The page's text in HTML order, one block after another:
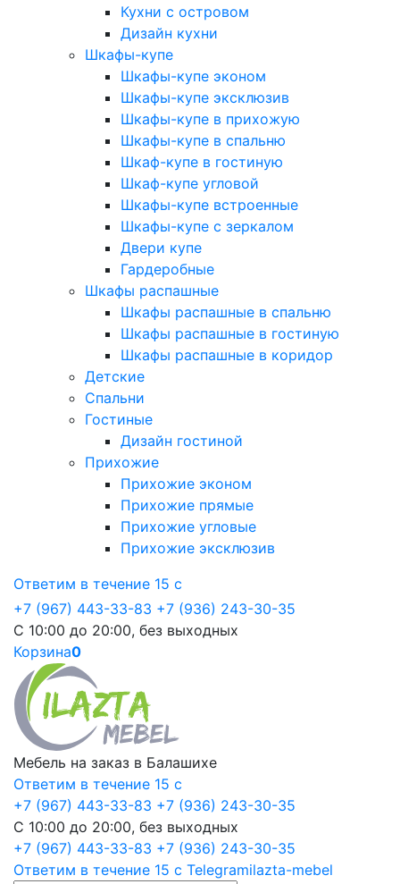
Кухни с островом
Дизайн кухни
Шкафы-купе
Шкафы-купе эконом
Шкафы-купе эксклюзив
Шкафы-купе в прихожую
Шкафы-купе в спальню
Шкаф-купе в гостиную
Шкаф-купе угловой
Шкафы-купе встроенные
Шкафы-купе с зеркалом
Двери купе
Гардеробные
Шкафы распашные
Шкафы распашные в спальню
Шкафы распашные в гостиную
Шкафы распашные в коридор
Детские
Спальни
Гостиные
Дизайн гостиной
Прихожие
Прихожие эконом
Прихожие прямые
Прихожие угловые
Прихожие эксклюзив
Ответим в течение 15 с
+7 (967) 443-33-83 +7 (936) 243-30-35
С 10:00 до 20:00, без выходных
Корзина0
Мебель на заказ в Балашихе
Ответим в течение 15 с
+7 (967) 443-33-83 +7 (936) 243-30-35
С 10:00 до 20:00, без выходных
+7 (967) 443-33-83 +7 (936) 243-30-35
Ответим в течение 15 с Telegramilazta-mebel